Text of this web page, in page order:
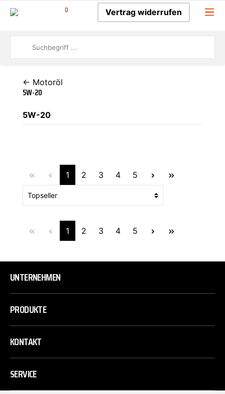
0 Vertrag widerrufen
← Motoröl
5W-20
5W-20
1 2 3 4 5
1 2 3 4 5
UNTERNEHMEN
PRODUKTE
KONTAKT
SERVICE